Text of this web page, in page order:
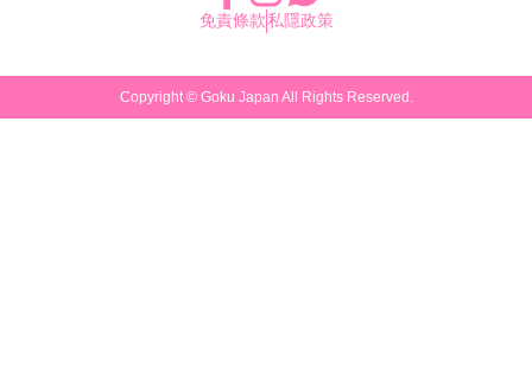
免責條款私隱政策
Copyright © Goku Japan All Rights Reserved.